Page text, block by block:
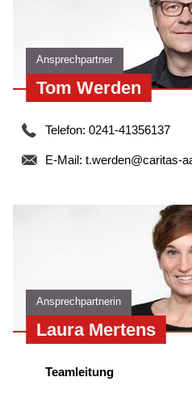
aus der Klinik Kontakt zu uns
damit wir Ihre Aufnahme bei
Ansprechpartner
Tom Werden
Telefon: 0241-41356137
E-Mail: t.werden@caritas-
Ansprechpartnerin
Laura Mertens
Teamleitung